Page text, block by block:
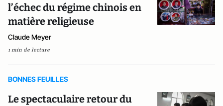
l’échec du régime chinois en
matière religieuse
Claude Meyer
1 min de lecture
BONNES FEUILLES
Le spectaculaire retour du